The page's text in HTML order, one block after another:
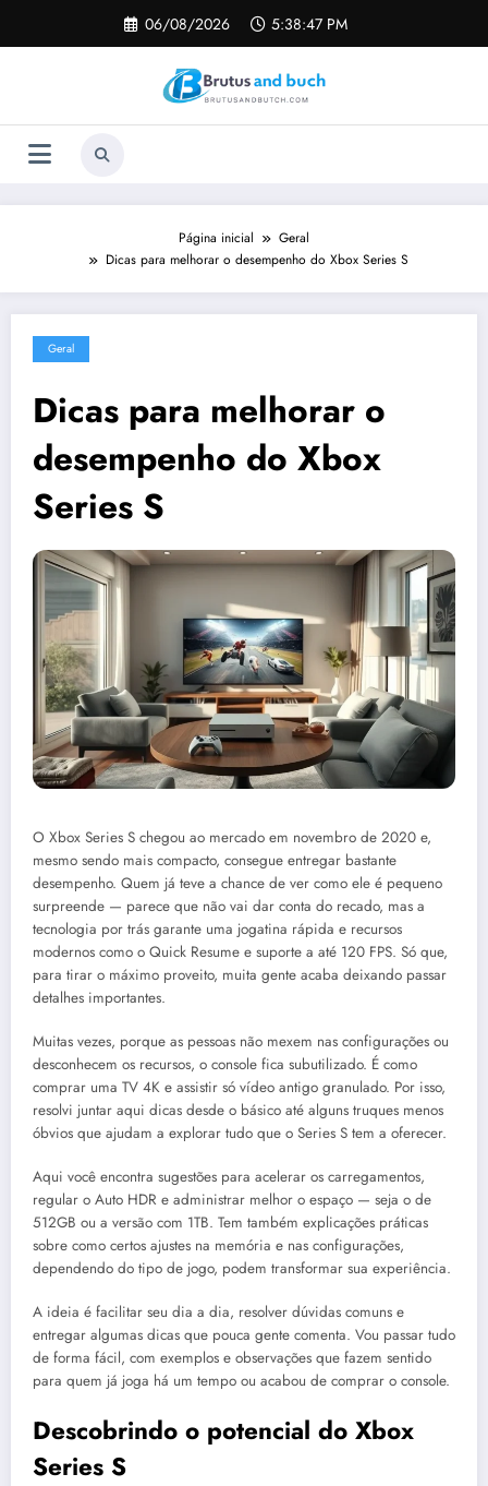
o
06/08/2026 5:38:48 PM
Página inicial
Geral
Dicas para melhorar o desempenho do Xbox Series S
Geral
Dicas para melhorar o
desempenho do Xbox
Series S
O Xbox Series S chegou ao mercado em novembro de 2020 e,
mesmo sendo mais compacto, consegue entregar bastante
desempenho. Quem já teve a chance de ver como ele é pequeno
surpreende — parece que não vai dar conta do recado, mas a
tecnologia por trás garante uma jogatina rápida e recursos
modernos como o Quick Resume e suporte a até 120 FPS. Só que,
para tirar o máximo proveito, muita gente acaba deixando passar
detalhes importantes.
Muitas vezes, porque as pessoas não mexem nas configurações ou
desconhecem os recursos, o console fica subutilizado. É como
comprar uma TV 4K e assistir só vídeo antigo granulado. Por isso,
resolvi juntar aqui dicas desde o básico até alguns truques menos
óbvios que ajudam a explorar tudo que o Series S tem a oferecer.
Aqui você encontra sugestões para acelerar os carregamentos,
regular o Auto HDR e administrar melhor o espaço — seja o de
512GB ou a versão com 1TB. Tem também explicações práticas
sobre como certos ajustes na memória e nas configurações,
dependendo do tipo de jogo, podem transformar sua experiência.
A ideia é facilitar seu dia a dia, resolver dúvidas comuns e
entregar algumas dicas que pouca gente comenta. Vou passar tudo
de forma fácil, com exemplos e observações que fazem sentido
para quem já joga há um tempo ou acabou de comprar o console.
Descobrindo o potencial do Xbox
Series S